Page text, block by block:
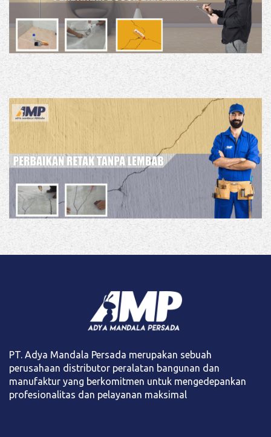
PT. Adya Mandala Persada merupakan sebuah
perusahaan distributor peralatan bangunan dan
manufaktur yang berkomitmen untuk mengedepankan
profesionalitas dan pelayanan maksimal